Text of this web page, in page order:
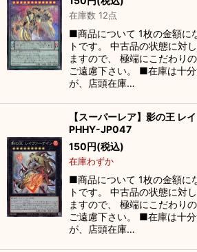
在庫数 12点
■商品について 1枚の金額に
トです。 中古品の状態に対
ますので、 極端にこだわり
ご遠慮下さい。 ■在庫は十
が、店頭在庫…
【スーパーレア】影の王 レ
PHHY-JP047
150円(税込)
在庫わずか
■商品について 1枚の金額に
トです。 中古品の状態に対
ますので、 極端にこだわり
ご遠慮下さい。 ■在庫は十
が、店頭在庫…